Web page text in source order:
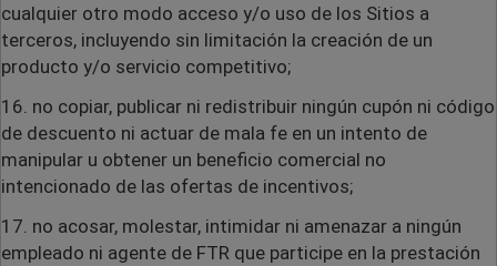
cualquier otro modo acceso y/o uso de los Sitios a
terceros, incluyendo sin limitación la creación de un
producto y/o servicio competitivo;
16. no copiar, publicar ni redistribuir ningún cupón ni código
de descuento ni actuar de mala fe en un intento de
manipular u obtener un beneficio comercial no
intencionado de las ofertas de incentivos;
17. no acosar, molestar, intimidar ni amenazar a ningún
empleado ni agente de FTR que participe en la prestación